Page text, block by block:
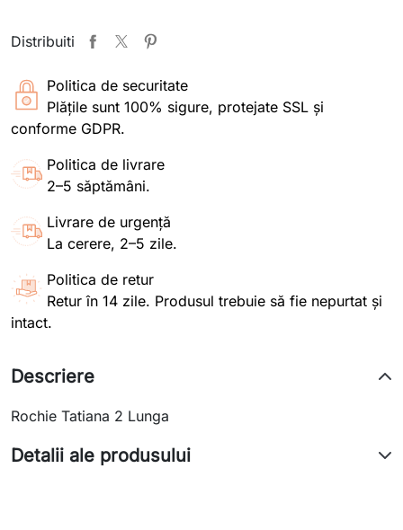
Distribuiti
Politica de securitate
Plățile sunt 100% sigure, protejate SSL și
conforme GDPR.
Politica de livrare
2–5 săptămâni.
Livrare de urgență
La cerere, 2–5 zile.
Politica de retur
Retur în 14 zile. Produsul trebuie să fie nepurtat și
intact.
Descriere
Rochie Tatiana 2 Lunga
Detalii ale produsului